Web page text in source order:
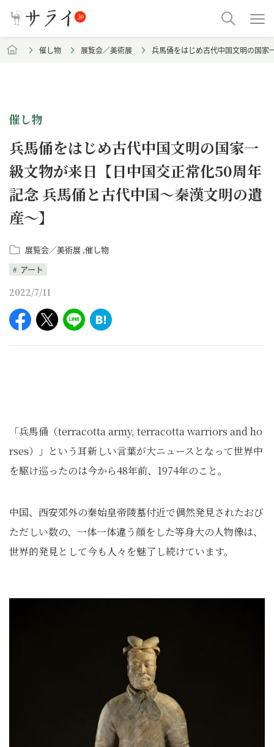
催し物 展覧会／美術展 兵馬俑をはじめ古代中国文明の国家
催し物
兵馬俑をはじめ古代中国文明の国家一
級文物が来日【日中国交正常化50周年
記念 兵馬俑と古代中国～秦漢文明の遺
産～】
展覧会／美術展 催し物
アート
2022/7/11
「兵馬俑（terracotta army, terracotta warriors and ho
rses）」という耳新しい言葉が大ニュースとなって世界中
を駆け巡ったのは今から48年前、1974年のこと。
中国、西安郊外の秦始皇帝陵墓付近で偶然発見されたおび
ただしい数の、一体一体違う顔をした等身大の人物像は、
世界的発見として今も人々を魅了し続けています。